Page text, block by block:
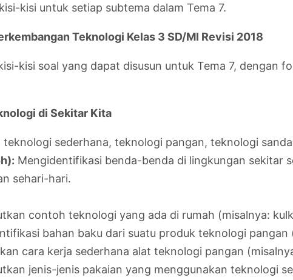
kisi untuk setiap subtema dalam Tema 7.
Teknologi Kelas 3 SD/MI Revisi 2018
kisi soal yang dapat disusun untuk Tema 7, dengan
di Sekitar Kita
teknologi sederhana, teknologi pangan, teknologi
Mengidentifikasi benda-benda di lingkungan sekitar
sehari-hari.
contoh teknologi yang ada di rumah (misalnya:
bahan baku dari suatu produk teknologi pangan
cara kerja sederhana alat teknologi pangan
jenis-jenis pakaian yang menggunakan teknologi